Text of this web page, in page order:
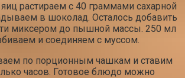
растираем с 40 граммами сахарной
в шоколад. Осталось добавить
миксером до пышной массы. 250 мл
и соединяем с муссом.
по порционным чашкам и ставим
часов. Готовое блюдо можно